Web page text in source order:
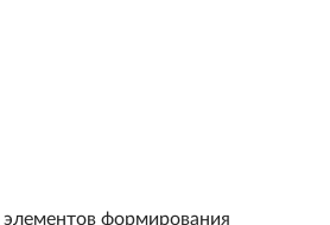
формирования